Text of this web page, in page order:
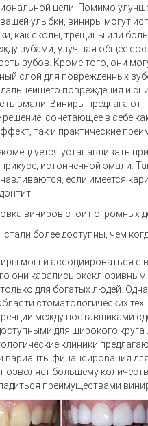
цели. Помимо
улыбки, виниры могут
как сколы, трещины или
зубами, улучшая общее
зубов. Кроме того, они
слой для поврежденных
повреждения и
эмали. Виниры предлагают
сочетающее в себе
так и практические
устанавливать при
истонченной эмали.
если имеется
виниров стоит огромных
стали более доступны, чем
могли ассоциироваться с
они казались эксклюзивным
для богатых людей.
стоматологических
между поставщиками
для широкого круга
клиники
варианты финансирования
большему
преимуществами